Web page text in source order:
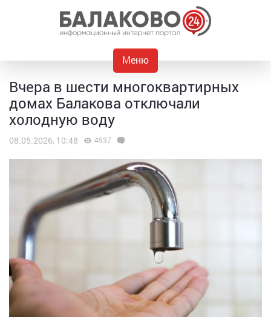
Меню
Вчера в шести многоквартирных
домах Балакова отключали
холодную воду
08.05.2026, 10:48 4937